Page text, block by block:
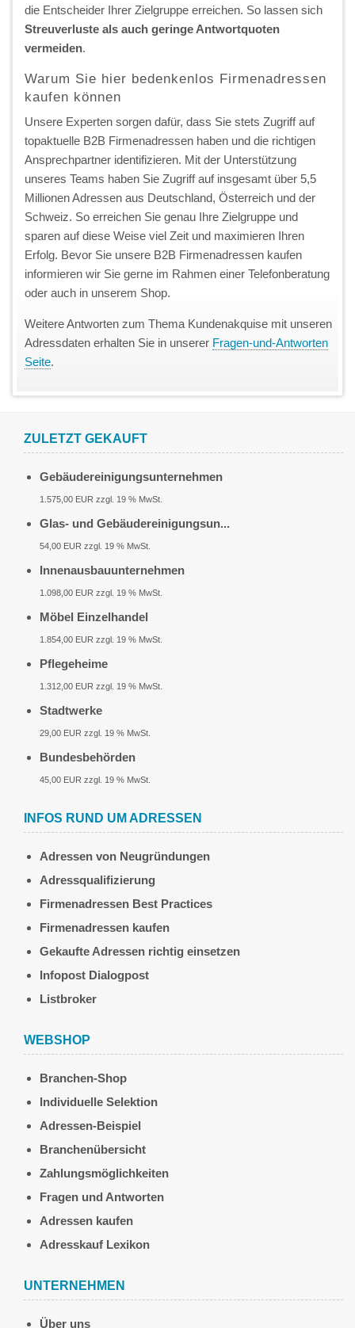
die Entscheider Ihrer Zielgruppe erreichen. So lassen sich
Streuverluste als auch geringe Antwortquoten
vermeiden.
Warum Sie hier bedenkenlos Firmenadressen
kaufen können
Unsere Experten sorgen dafür, dass Sie stets Zugriff auf
topaktuelle B2B Firmenadressen haben und die richtigen
Ansprechpartner identifizieren. Mit der Unterstützung
unseres Teams haben Sie Zugriff auf insgesamt über 5,5
Millionen Adressen aus Deutschland, Österreich und der
Schweiz. So erreichen Sie genau Ihre Zielgruppe und
sparen auf diese Weise viel Zeit und maximieren Ihren
Erfolg. Bevor Sie unsere B2B Firmenadressen kaufen
informieren wir Sie gerne im Rahmen einer Telefonberatung
oder auch in unserem Shop.
Weitere Antworten zum Thema Kundenakquise mit unseren
Adressdaten erhalten Sie in unserer Fragen-und-Antworten
Seite.
ZULETZT GEKAUFT
Gebäudereinigungsunternehmen
1.575,00 EUR zzgl. 19 % MwSt.
Glas- und Gebäudereinigungsun...
54,00 EUR zzgl. 19 % MwSt.
Innenausbauunternehmen
1.098,00 EUR zzgl. 19 % MwSt.
Möbel Einzelhandel
1.854,00 EUR zzgl. 19 % MwSt.
Pflegeheime
1.312,00 EUR zzgl. 19 % MwSt.
Stadtwerke
29,00 EUR zzgl. 19 % MwSt.
Bundesbehörden
45,00 EUR zzgl. 19 % MwSt.
INFOS RUND UM ADRESSEN
Adressen von Neugründungen
Adressqualifizierung
Firmenadressen Best Practices
Firmenadressen kaufen
Gekaufte Adressen richtig einsetzen
Infopost Dialogpost
Listbroker
WEBSHOP
Branchen-Shop
Individuelle Selektion
Adressen-Beispiel
Branchenübersicht
Zahlungsmöglichkeiten
Fragen und Antworten
Adressen kaufen
Adresskauf Lexikon
UNTERNEHMEN
Über uns